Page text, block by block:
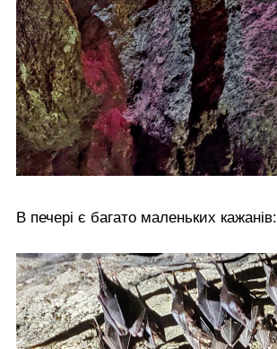
В печері є багато маленьких кажанів: